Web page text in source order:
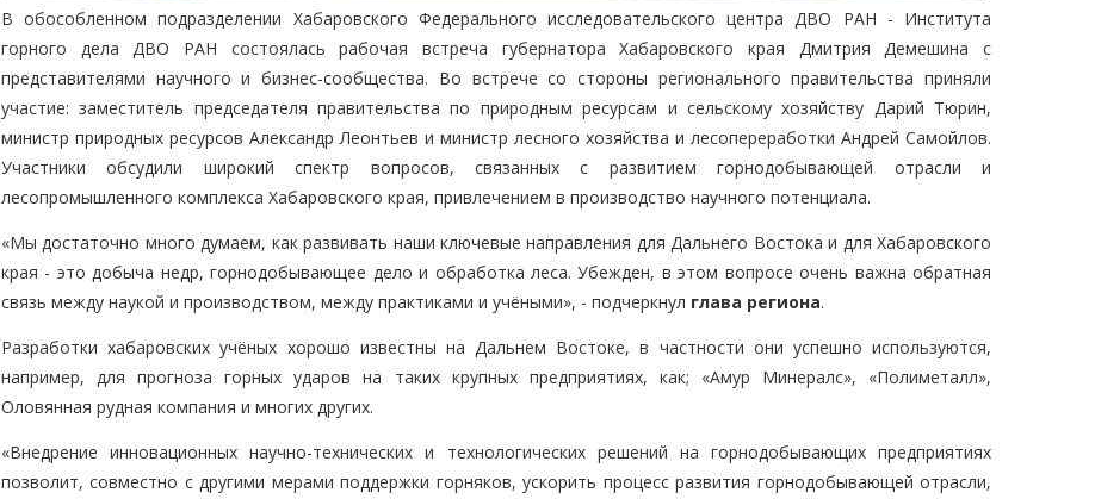
В обособленном подразделении Хабаровского Федерального исследовательского центра ДВО РАН - Института
горного дела ДВО РАН состоялась рабочая встреча губернатора Хабаровского края Дмитрия Демешина с
представителями научного и бизнес-сообщества. Во встрече со стороны регионального правительства приняли
участие: заместитель председателя правительства по природным ресурсам и сельскому хозяйству Дарий Тюрин,
министр природных ресурсов Александр Леонтьев и министр лесного хозяйства и лесопереработки Андрей Самойлов.
Участники обсудили широкий спектр вопросов, связанных с развитием горнодобывающей отрасли и
лесопромышленного комплекса Хабаровского края, привлечением в производство научного потенциала.
«Мы достаточно много думаем, как развивать наши ключевые направления для Дальнего Востока и для Хабаровского
края - это добыча недр, горнодобывающее дело и обработка леса. Убежден, в этом вопросе очень важна обратная
связь между наукой и производством, между практиками и учёными», - подчеркнул глава региона.
Разработки хабаровских учёных хорошо известны на Дальнем Востоке, в частности они успешно используются,
например, для прогноза горных ударов на таких крупных предприятиях, как; «Амур Минералс», «Полиметалл»,
Оловянная рудная компания и многих других.
«Внедрение инновационных научно-технических и технологических решений на горнодобывающих предприятиях
позволит, совместно с другими мерами поддержки горняков, ускорить процесс развития горнодобывающей отрасли,